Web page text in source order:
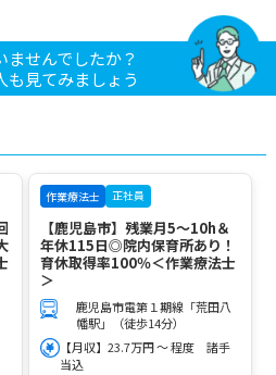
ませんでしたか？
も見てみましょう
作業療法士 正社員
【鹿児島市】残業月5～10h＆
年休115日◎院内保育所あり！
育休取得率100％＜作業療法士
＞
鹿児島市電第１期線「荒田八
幡駅」（徒歩14分）
【月収】23.7万円 ～ 程度 諸手
当込